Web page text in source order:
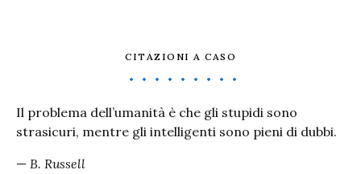
CITAZIONI A CASO
Il problema dell’umanità è che gli stupidi sono
strasicuri, mentre gli intelligenti sono pieni di dubbi.
— B. Russell